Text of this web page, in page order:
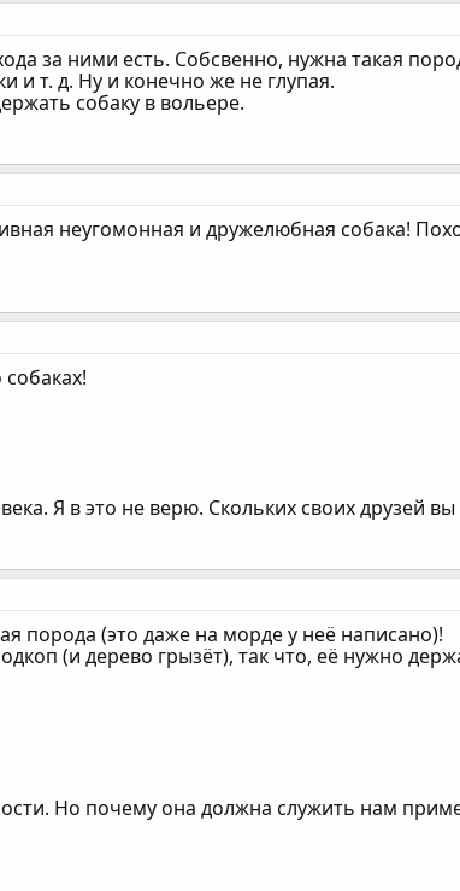
за ними есть. Собсвенно, нужна такая
и т. д. Ну и конечно же не глупая.
собаку в вольере.
неугомонная и дружелюбная собака!
Я в это не верю. Скольких своих друзей
порода (это даже на морде у неё написано)!
(и дерево грызёт), так что, её нужно
Но почему она должна служить нам